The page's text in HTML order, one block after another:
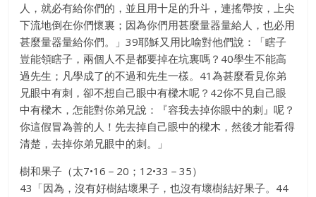
人，就必有給你們的，並且用十足的升斗，連搖帶按，上尖
下流地倒在你們懷裏；因為你們用甚麼量器量給人，也必用
甚麼量器量給你們。」39耶穌又用比喻對他們說：「瞎子
豈能領瞎子，兩個人不是都要掉在坑裏嗎？40學生不能高
過先生；凡學成了的不過和先生一樣。41為甚麼看見你弟
兄眼中有刺，卻不想自己眼中有樑木呢？42你不見自己眼
中有樑木，怎能對你弟兄說：『容我去掉你眼中的刺』呢？
你這假冒為善的人！先去掉自己眼中的樑木，然後才能看得
清楚，去掉你弟兄眼中的刺。」
樹和果子（太7•16－20；12•33－35）
43「因為，沒有好樹結壞果子，也沒有壞樹結好果子。44